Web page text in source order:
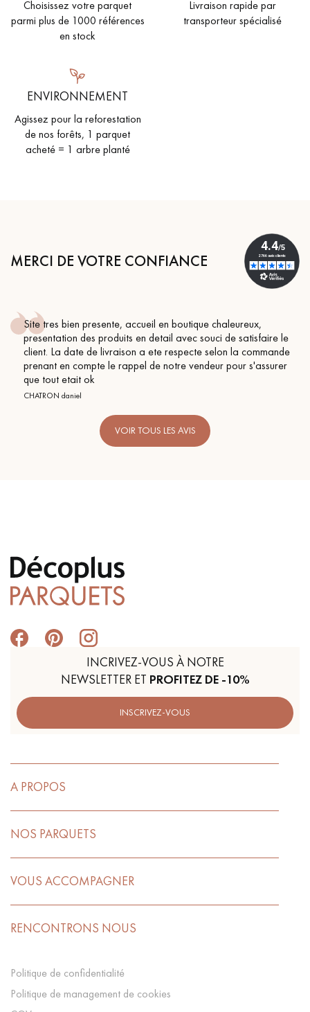
Choisissez votre parquet
parmi plus de 1000 références
en stock
Livraison rapide par
transporteur spécialisé
ENVIRONNEMENT
Agissez pour la reforestation
de nos forêts, 1 parquet
acheté = 1 arbre planté
MERCI DE VOTRE CONFIANCE
accueil en boutique chaleureux,
produits en detail avec souci de satisfaire le
livraison a ete respecte selon la commande
le rappel de notre vendeur pour s'assurer
Conseil
BEILE FRANCK
VOIR TOUS LES AVIS
INCRIVEZ-VOUS À NOTRE
NEWSLETTER ET PROFITEZ DE -10%
INSCRIVEZ-VOUS
A PROPOS
NOS PARQUETS
VOUS ACCOMPAGNER
RENCONTRONS NOUS
Politique de confidentialité
Politique de management de cookies